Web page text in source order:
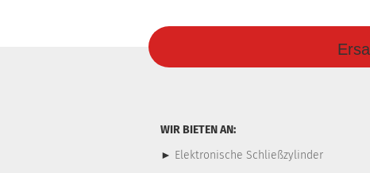
WIR BIETEN AN:
► Elektronische Schließzylinder